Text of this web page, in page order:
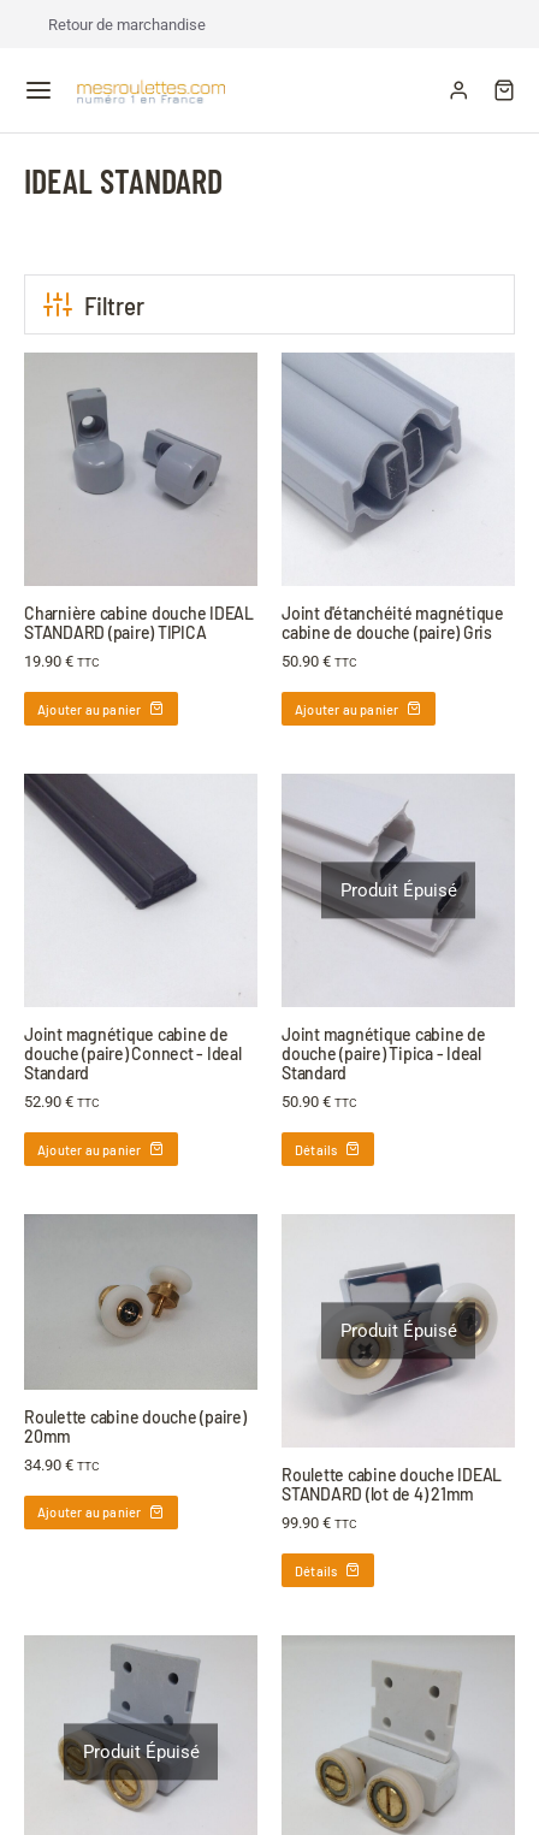
Retour de marchandise
IDEAL STANDARD
Filtrer
Charnière cabine douche IDEAL
STANDARD (paire) TIPICA
19.90 € TTC
Ajouter au panier
Joint d'étanchéité magnétique
cabine de douche (paire) Gris
50.90 € TTC
Ajouter au panier
Joint magnétique cabine de
douche (paire) Connect - Ideal
Standard
52.90 € TTC
Ajouter au panier
Produit Épuisé
Joint magnétique cabine de
douche (paire) Tipica - Ideal
Standard
50.90 € TTC
Détails
Roulette cabine douche (paire)
20mm
34.90 € TTC
Ajouter au panier
Produit Épuisé
Roulette cabine douche IDEAL
STANDARD (lot de 4) 21mm
99.90 € TTC
Détails
Produit Épuisé